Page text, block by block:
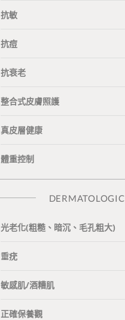
抗敏
抗痘
抗衰老
整合式皮膚照護
真皮層健康
體重控制
DERMATOLOGIC
光老化(粗糙、暗沉、毛孔粗大)
垂疣
敏感肌/酒糟肌
正確保養觀